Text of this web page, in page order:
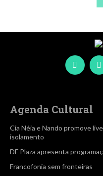
Agenda Cultural
Cia Néia e Nando promove
isolamento
DF Plaza apresenta
Francofonia sem fronteiras